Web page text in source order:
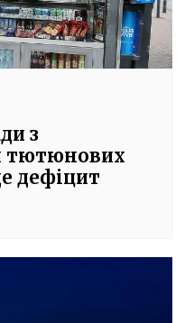
з
тютюнових
дефіцит